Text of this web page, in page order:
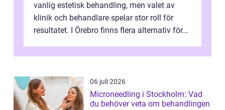
vanlig estetisk behandling, men valet av
klinik och behandlare spelar stor roll för
resultatet. I Örebro finns flera alternativ för
06 juli 2026
Microneedling i Stockholm: Vad
du behöver veta om behandlingen